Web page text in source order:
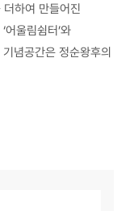
더하여 만들어진
울림쉼터’와
념공간은 정순왕후의